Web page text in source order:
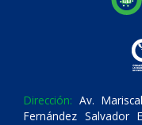
Dirección: Av.
Fernández